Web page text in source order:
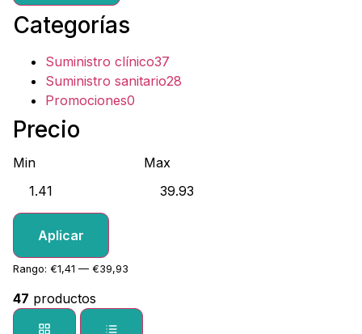
Categorías
Suministro clínico37
Suministro sanitario28
Promociones0
Precio
Min Max
Aplicar
Rango: €1,41 — €39,93
47 productos